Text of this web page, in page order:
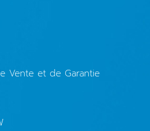
Vente et de Garantie